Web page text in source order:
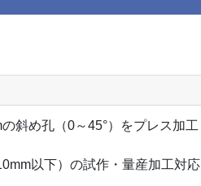
斜め孔（0～45°）をプレス加工
以下）の試作・量産加工対応